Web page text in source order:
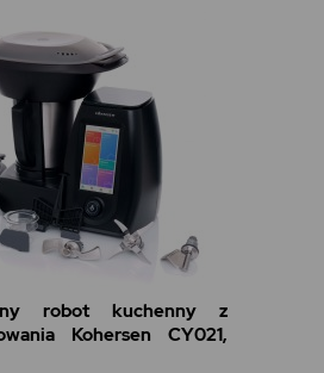
robot kuchenny z
Kohersen CY021,